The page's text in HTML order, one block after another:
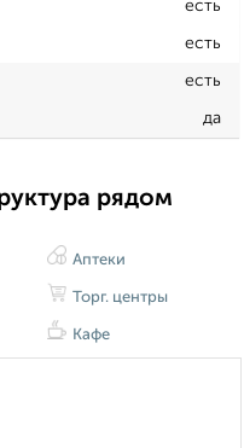
есть
есть
есть
да
рядом
Аптеки
Торг. центры
Кафе